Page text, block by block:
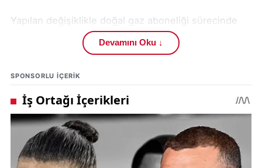
Yapılan değişiklikle doğal gaz aboneliği sürecinde
bağlantı bedeli, güvence bedeli, sayaç işlemleri,
fatura okuma süreleri, kaçak kullanım tanımı,
sözleşme feshi ve acil müdahale hizmetleri gibi
birçok alanda yeni kurallar getirildi. Düzenlemenin
hukuki dayanağı da güncellenerek 4628 sayılı
Kanun ile 4646 sayılı Doğal Gaz Piyasası Kanunu
hükümleri esas alındı.
Yeni düzenleme ile abone bağlantı bedelinin tahsil
Devamını Oku ↓
SPONSORLU IÇERIK